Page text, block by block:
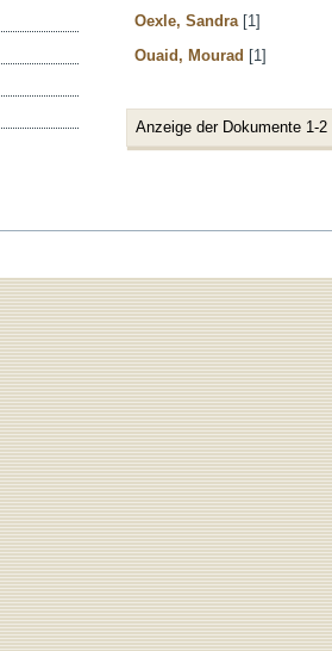
Oexle, Sandra [1]
Ouaid, Mourad [1]
Anzeige der Dokumente 1-2